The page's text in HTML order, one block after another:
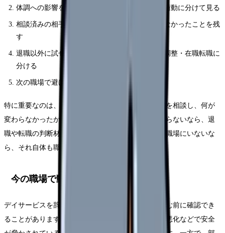
体調への影響を、睡眠・食欲・涙・動悸・欠勤衝動に分けて見る
相談済みの相手、返答、変わったこと・変わらなかったことを残
す
退職以外に試せる選択肢を、休職・異動・勤務調整・在職転職に
分ける
次の職場で避けたい条件を3つに絞る
特に重要なのは、相談の有無ではなく「具体的に何を相談し、何が
変わらなかったか」です。相談したのに状況が変わらないなら、退
職や転職の判断材料になります。相談できる相手が職場にいないな
ら、それ自体も職場条件の問題です。
今の職場で動かせる可能性
デイサービスを辞めたい時でも、すぐ退職だけに進む前に確認でき
ることがあります。もちろん、ハラスメントや体調悪化などで安全